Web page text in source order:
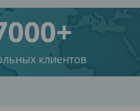
клиентов